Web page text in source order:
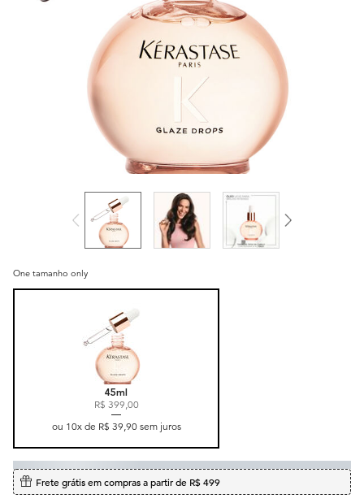
One tamanho only
Selected
45ml
R$ 399,00
ou 10x de R$ 39,90sem juros
, 1 of 1
Frete grátis em compras a partir de R$ 499